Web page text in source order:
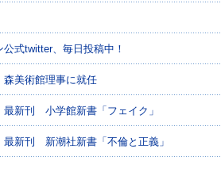
公式twitter、毎日投稿中！
美術館理事に就任
新刊 小学館新書「フェイク」
新刊 新潮社新書「不倫と正義」